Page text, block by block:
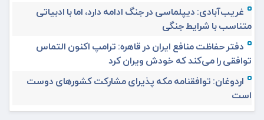
غریب‌آبادی: دیپلماسی در جنگ ادامه دارد، اما با ادبیاتی
متناسب با شرایط جنگی
دفتر حفاظت منافع ایران در قاهره: ترامپ اکنون التماس
توافقی را می‌کند که خودش ویران کرد
اردوغان: توافقنامه مکه پذیرای مشارکت کشورهای دوست
است